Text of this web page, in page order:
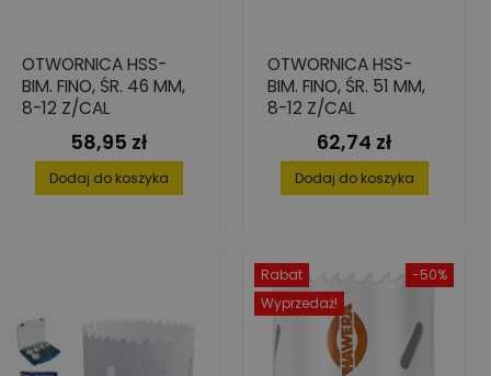
OTWORNICA HSS-
BIM. FINO, ŚR. 46 MM,
8-12 Z/CAL
Cena
58,95 zł
Dodaj do koszyka
OTWORNICA HSS-
BIM. FINO, ŚR. 51 MM,
8-12 Z/CAL
Cena
62,74 zł
Dodaj do koszyka
-50%
Rabat
Wyprzedaż!